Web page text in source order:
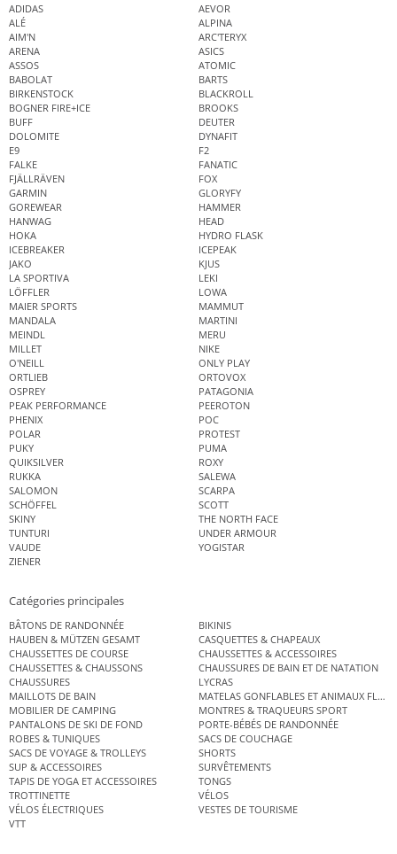
ADIDAS
AEVOR
ALÉ
ALPINA
AIM'N
ARC'TERYX
ARENA
ASICS
ASSOS
ATOMIC
BABOLAT
BARTS
BIRKENSTOCK
BLACKROLL
BOGNER FIRE+ICE
BROOKS
BUFF
DEUTER
DOLOMITE
DYNAFIT
E9
F2
FALKE
FANATIC
FJÄLLRÄVEN
FOX
GARMIN
GLORYFY
GOREWEAR
HAMMER
HANWAG
HEAD
HOKA
HYDRO FLASK
ICEBREAKER
ICEPEAK
JAKO
KJUS
LA SPORTIVA
LEKI
LÖFFLER
LOWA
MAIER SPORTS
MAMMUT
MANDALA
MARTINI
MEINDL
MERU
MILLET
NIKE
O'NEILL
ONLY PLAY
ORTLIEB
ORTOVOX
OSPREY
PATAGONIA
PEAK PERFORMANCE
PEEROTON
PHENIX
POC
POLAR
PROTEST
PUKY
PUMA
QUIKSILVER
ROXY
RUKKA
SALEWA
SALOMON
SCARPA
SCHÖFFEL
SCOTT
SKINY
THE NORTH FACE
TUNTURI
UNDER ARMOUR
VAUDE
YOGISTAR
ZIENER
Catégories principales
BÂTONS DE RANDONNÉE
BIKINIS
HAUBEN & MÜTZEN GESAMT
CASQUETTES & CHAPEAUX
CHAUSSETTES DE COURSE
CHAUSSETTES & ACCESSOIRES
CHAUSSETTES & CHAUSSONS
CHAUSSURES DE BAIN ET DE NATATION
CHAUSSURES
LYCRAS
MAILLOTS DE BAIN
MATELAS GONFLABLES ET ANIMAUX
MOBILIER DE CAMPING
MONTRES & TRAQUEURS SPORT
PANTALONS DE SKI DE FOND
PORTE-BÉBÉS DE RANDONNÉE
ROBES & TUNIQUES
SACS DE COUCHAGE
SACS DE VOYAGE & TROLLEYS
SHORTS
SUP & ACCESSOIRES
SURVÊTEMENTS
TAPIS DE YOGA ET ACCESSOIRES
TONGS
TROTTINETTE
VÉLOS
VÉLOS ÉLECTRIQUES
VESTES DE TOURISME
VTT